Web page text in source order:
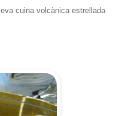
cuina volcànica estrellada